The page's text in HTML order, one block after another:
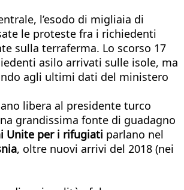
l’esodo di migliaia di
le proteste fra i richiedenti
sulla terraferma. Lo scorso 17
asilo arrivati sulle isole, ma
agli ultimi dati del ministero
libera al presidente turco
grandissima fonte di guadagno
Unite per i rifugiati parlano nel
, oltre nuovi arrivi del 2018 (nei